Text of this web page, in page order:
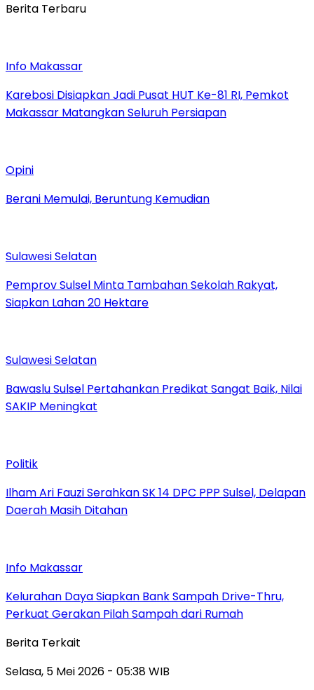
Berita Terbaru
Info Makassar
Karebosi Disiapkan Jadi Pusat HUT Ke-81 RI, Pemkot
Makassar Matangkan Seluruh Persiapan
Opini
Berani Memulai, Beruntung Kemudian
Sulawesi Selatan
Pemprov Sulsel Minta Tambahan Sekolah Rakyat,
Siapkan Lahan 20 Hektare
Sulawesi Selatan
Bawaslu Sulsel Pertahankan Predikat Sangat Baik, Nilai
SAKIP Meningkat
Politik
Ilham Ari Fauzi Serahkan SK 14 DPC PPP Sulsel, Delapan
Daerah Masih Ditahan
Info Makassar
Kelurahan Daya Siapkan Bank Sampah Drive-Thru,
Perkuat Gerakan Pilah Sampah dari Rumah
Berita Terkait
Selasa, 5 Mei 2026 - 05:38 WIB